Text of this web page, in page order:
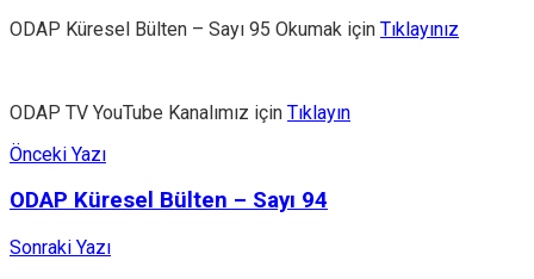
ODAP Küresel Bülten – Sayı 95 Okumak için Tıklayınız
ODAP TV YouTube Kanalımız için Tıklayın
Önceki Yazı
ODAP Küresel Bülten – Sayı 94
Sonraki Yazı